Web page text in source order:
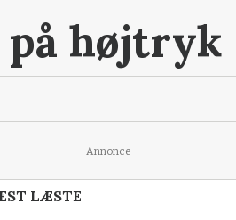
på højtryk
Annonce
LÆSTE